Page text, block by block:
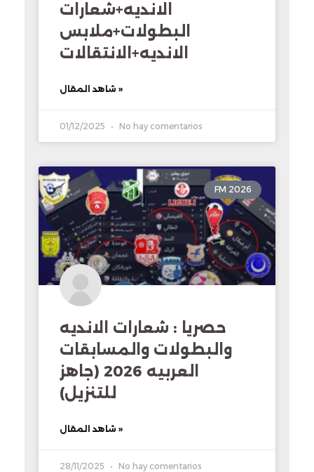
الانديه+شعارات
البطولات+ملابس
الانديه+الانتقالات
شاهد المقال »
01/12/2025 No hay comentarios
FM 2026
حصريا : شعارات الانديه
والبطولات والمسابقات
العربيه 2026 (جاهز
للتنزيل)
شاهد المقال »
28/11/2025 No hay comentarios